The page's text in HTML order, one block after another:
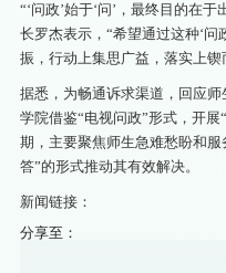
“‘问政’始于‘问’，最终目的在
长罗杰表示，“希望通过这种‘
振，行动上集思广益，落实上
据悉，为畅通诉求渠道，回应
学院借鉴“电视问政”形式，开
期，主要聚焦师生急难愁盼和
答”的形式推动其有效解决。
新闻链接：
分享至：